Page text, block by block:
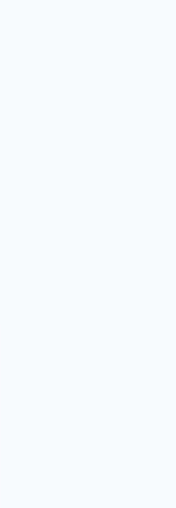
0379479413 giả
người gọi trước